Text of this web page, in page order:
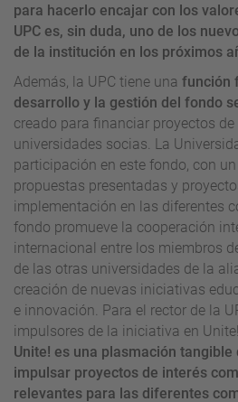
para hacerlo encajar con los
UPC es, sin duda, uno de los
de la institución en los próximos
Además, la UPC tiene una función
desarrollo y la gestión del fondo
creado para financiar proyectos
universidades socias. La
participación en este fondo, con
propuestas presentadas y
implementación en las diferentes
fondo promueve la cooperación
internacional entre los miembros
de las otras universidades de la
creación de nuevas iniciativas
e innovación. Para el rector de la
impulsores de la iniciativa en
Unite! es una plasmación
impulsar proyectos de interés
relevantes para las diferentes